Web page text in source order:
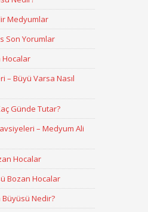
Medyumlar
Son Yorumlar
Hocalar
– Büyü Varsa Nasıl
Günde Tutar?
– Medyum Ali
Hocalar
Bozan Hocalar
Büyüsü Nedir?